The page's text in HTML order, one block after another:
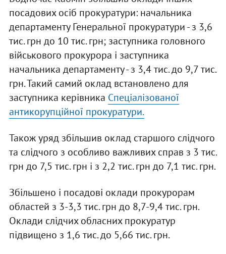
посадових осіб прокуратури: начальника
департаменту Генеральної прокуратури - з 3,6
тис. грн до 10 тис. грн; заступника головного
військового прокурора і заступника
начальника департаменту - з 3,4 тис. до 9,7 тис.
грн. Такий самий оклад встановлено для
заступника керівника Спеціалізованої
антикорупційної прокуратури.
Також уряд збільшив оклад старшого слідчого
та слідчого з особливо важливих справ з 3 тис.
грн до 7,5 тис. грн і з 2,2 тис. грн до 7,1 тис. грн.
Збільшено і посадові оклади прокурорам
областей з 3-3,3 тис. грн до 8,7-9,4 тис. грн.
Оклади слідчих обласних прокуратур
підвищено з 1,6 тис. до 5,66 тис. грн.